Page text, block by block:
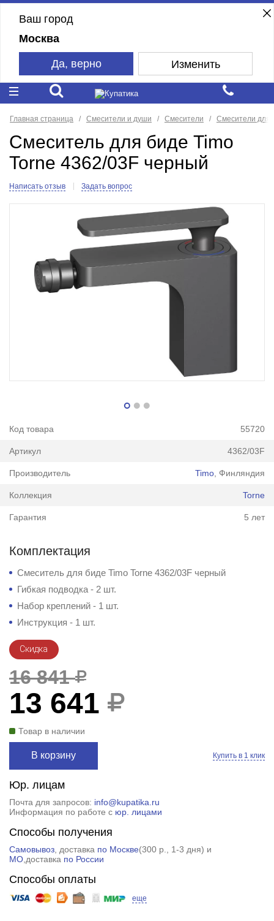
Ваш город
Москва
Да, верно Изменить
Главная страница Смесители и души Смесители Смесители для
Смеситель для биде Timo
Torne 4362/03F черный
Написать отзыв Задать вопрос
Код товара 55720
Артикул 4362/03F
Производитель Timo , Финляндия
Коллекция Torne
Гарантия 5 лет
Комплектация
Смеситель для биде Timo Torne 4362/03F черный
Гибкая подводка - 2 шт.
Набор креплений - 1 шт.
Инструкция - 1 шт.
Скидка
16 841
13 641
Товар в наличии
В корзину Купить в 1 клик
Юр. лицам
Почта для запросов: info@kupatika.ru
Информация по работе с юр. лицами
Способы получения
Самовывоз, доставка по Москве(300 р.
, 1-3 дня) и
МО,доставка по России
Способы оплаты
еще